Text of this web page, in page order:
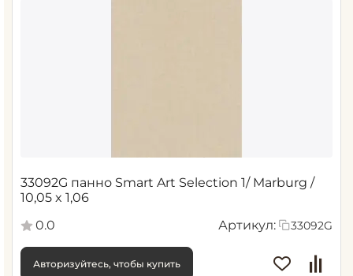
33092G панно Smart Art Selection 1/ Marburg /
10,05 x 1,06
0.0
Артикул: 33092G
Авторизуйтесь, чтобы купить